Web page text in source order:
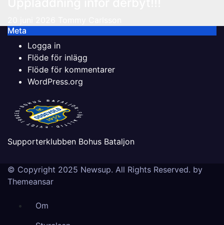
Meta
Logga in
Flöde för inlägg
Flöde för kommentarer
WordPress.org
Supporterklubben Bohus Bataljon
© Copyright 2025 Newsup. All Rights Reserved. by
Themeansar
Om